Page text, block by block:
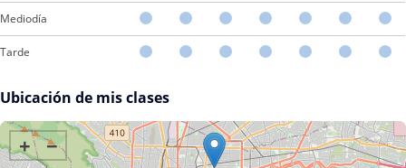
Mediodía
Tarde
Ubicación de mis clases
+ −